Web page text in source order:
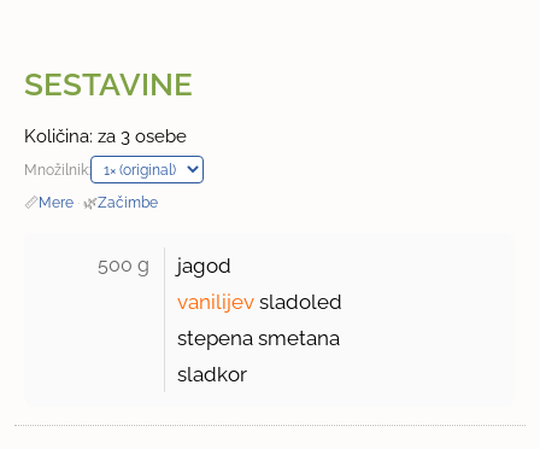
SESTAVINE
Količina: za 3 osebe
Množilnik:
📏Mere · 🌿Začimbe
500 g
jagod
vanilijev sladoled
stepena smetana
sladkor